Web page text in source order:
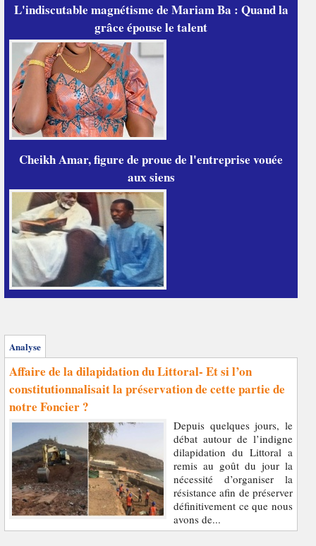
L'indiscutable magnétisme de Mariam Ba : Quand la
grâce épouse le talent
Cheikh Amar, figure de proue de l'entreprise vouée
aux siens
Analyse
Affaire de la dilapidation du Littoral- Et si l’on
constitutionnalisait la préservation de cette partie de
notre Foncier ?
Depuis quelques jours, le
débat autour de l’indigne
dilapidation du Littoral a
remis au goût du jour la
nécessité d’organiser la
résistance afin de préserver
définitivement ce que nous
avons de...